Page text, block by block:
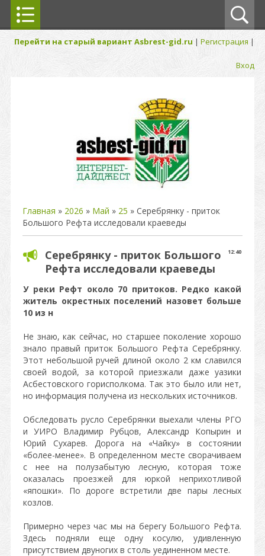
Перейти на старый вариант Asbrest-gid.ru | Регистрация |
Вход
Главная » 2026 » Май » 25 » Серебрянку - приток
Большого Рефта исследовали краеведы
12:40
Серебрянку - приток Большого
Рефта исследовали краеведы
У реки Рефт около 70 притоков. Редко какой
житель окрестных поселений назовет больше
10 из н
Не знаю, как сейчас, но старшее поколение хорошо
знало правый приток Большого Рефта Серебрянку.
Этот небольшой ручей длиной около 2 км славился
своей водой, за которой приезжали даже уазики
Асбестовского горисполкома. Так это было или нет,
но информация получена из нескольких источников.
Обследовать русло Серебрянки выехали члены РГО
и УИРО Владимир Рубцов, Александр Копырин и
Юрий Сухарев. Дорога на «Чайку» в состоянии
«более-менее». В определенном месте сворачиваем
с нее на полузабытую лесную, которая тоже
оказалась проезжей для юркой неприхотливой
«япошки». По дороге встретили две пары лесных
козлов.
Примерно через час мы на берегу Большого Рефта.
Здесь подняли еще одну косулю, удивленную
присутствием двуногих в столь уединенном месте.